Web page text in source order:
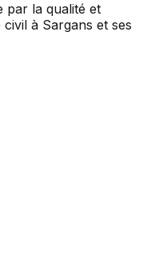
par la qualité et
à Sargans et ses